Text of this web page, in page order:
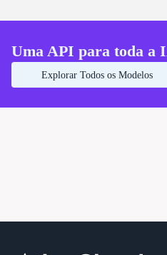
Uma API para toda a
Explorar Todos os Modelos